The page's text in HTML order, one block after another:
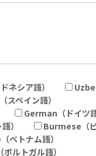
ネシア語）
スペイン語）
German（ドイツ語
）
Burmese（ビ
トナム語）
ルトガル語）